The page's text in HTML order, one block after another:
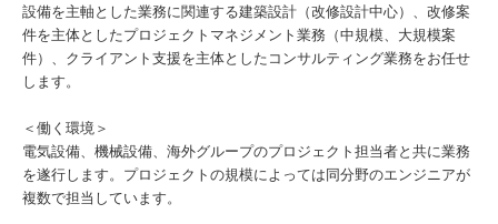
設備を主軸とした業務に関連する建築設計（改修設計中心）、改修案
件を主体としたプロジェクトマネジメント業務（中規模、大規模案
件）、クライアント支援を主体としたコンサルティング業務をお任せ
します。
＜働く環境＞
電気設備、機械設備、海外グループのプロジェクト担当者と共に業務
を遂行します。プロジェクトの規模によっては同分野のエンジニアが
複数で担当しています。